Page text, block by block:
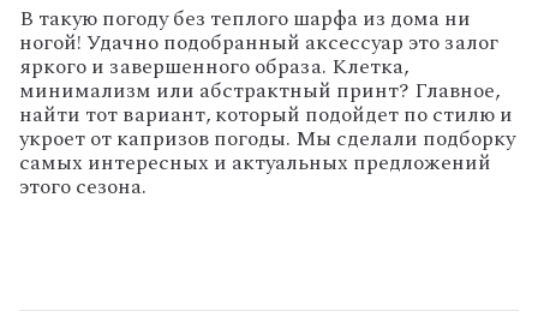
В такую погоду без теплого шарфа из дома ни
ногой! Удачно подобранный аксессуар это залог
яркого и завершенного образа. Клетка,
минимализм или абстрактный принт? Главное,
найти тот вариант, который подойдет по стилю и
укроет от капризов погоды. Мы сделали подборку
самых интересных и актуальных предложений
этого сезона.